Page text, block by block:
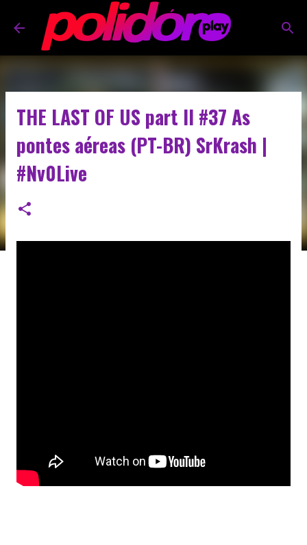
Pular para o conteúdo principal
THE LAST OF US part II #37 As
pontes aéreas (PT-BR) SrKrash |
#Nv0Live